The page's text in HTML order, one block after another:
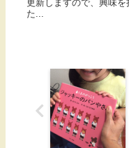
更新しますので、興味
た...